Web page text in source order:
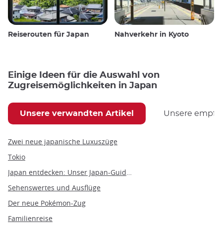
Reiserouten für Japan Nahverkehr in Kyoto
Einige Ideen für die Auswahl von
Zugreisemöglichkeiten in Japan
Unsere verwandten Artikel Unsere
Zwei neue japanische Luxuszüge
Tokio
Sehenswertes und Ausflüge
Der neue Pokémon-Zug
Familienreise